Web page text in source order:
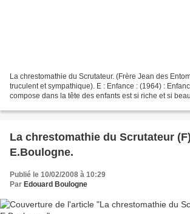
La chrestomathie du Scrutateur. (Frère Jean des
truculent et sympathique). E : Enfance : (1964) :
compose dans la tête des enfants est si riche et si
La chrestomathie du Scrutateur
E.Boulogne.
Publié le 10/02/2008 à 10:29
Par Edouard Boulogne